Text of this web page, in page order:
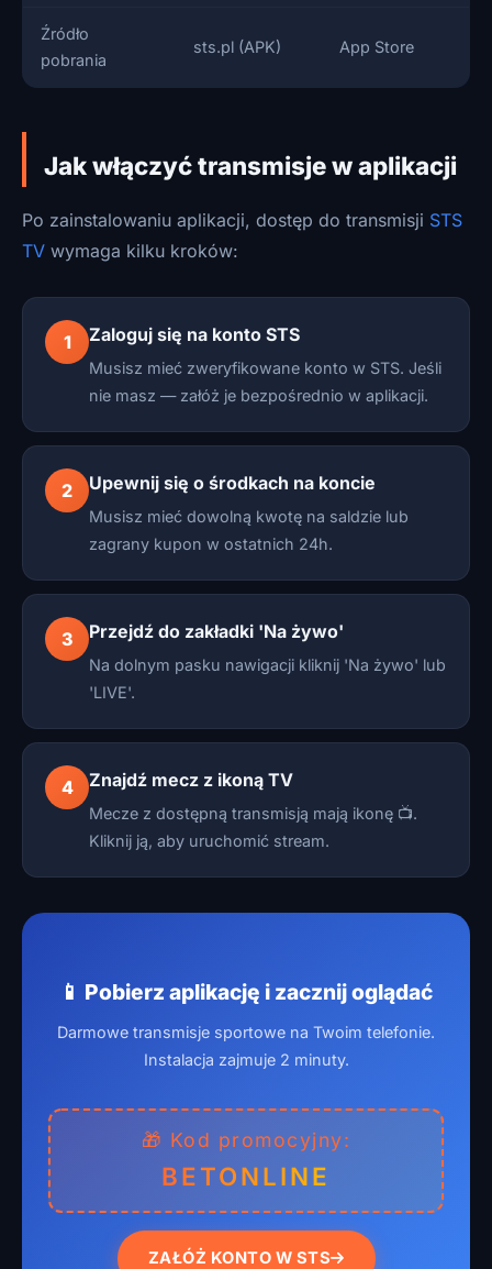
Źródło
pobrania
sts.pl (APK) App Store
Jak włączyć transmisje w aplikacji
Po zainstalowaniu aplikacji, dostęp do transmisji STS
TV wymaga kilku kroków:
1 Zaloguj się na konto STS
Musisz mieć zweryfikowane konto w STS. Jeśli
nie masz — załóż je bezpośrednio w aplikacji.
2 Upewnij się o środkach na koncie
Musisz mieć dowolną kwotę na saldzie lub
zagrany kupon w ostatnich 24h.
3 Przejdź do zakładki 'Na żywo'
Na dolnym pasku nawigacji kliknij 'Na żywo' lub
'LIVE'.
4 Znajdź mecz z ikoną TV
Mecze z dostępną transmisją mają ikonę 📺.
Kliknij ją, aby uruchomić stream.
📱 Pobierz aplikację i zacznij oglądać
Darmowe transmisje sportowe na Twoim telefonie.
Instalacja zajmuje 2 minuty.
🎁 Kod promocyjny:
BETONLINE
ZAŁÓŻ KONTO W STS